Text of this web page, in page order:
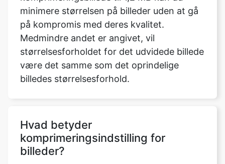
størrelsesforholdet for det udvidede billede
være det samme som det oprindelige
billedes størrelsesforhold.
Hvad betyder
Billedkomprimering er teknikken til at
reducere størrelsen på en grafikfil i bytes,
samtidig med at billedkvaliteten